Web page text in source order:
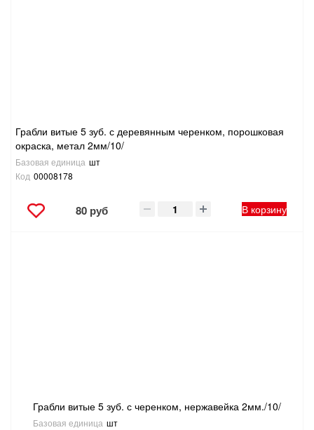
Грабли витые 5 зуб. с деревянным черенком, порошковая
окраска, метал 2мм/10/
Базовая единица шт
Код 00008178
80 руб В корзину
Грабли витые 5 зуб. с черенком, нержавейка 2мм./10/
Базовая единица шт